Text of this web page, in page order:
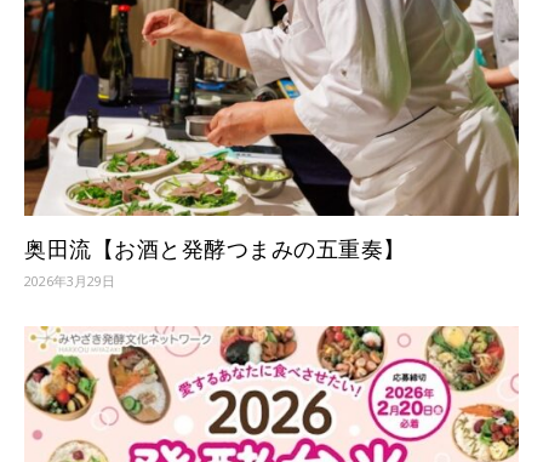
奥田流【お酒と発酵つまみの五重奏】
2026年3月29日